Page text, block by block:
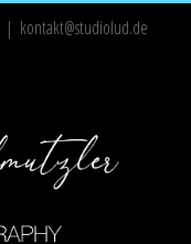
| kontakt@studiolud.de